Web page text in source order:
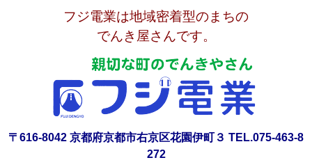
フジ電業は地域密着型のまちの
でんき屋さんです。
〒616-8042 京都府京都市右京区花園伊町３ TEL.075-463-8
272